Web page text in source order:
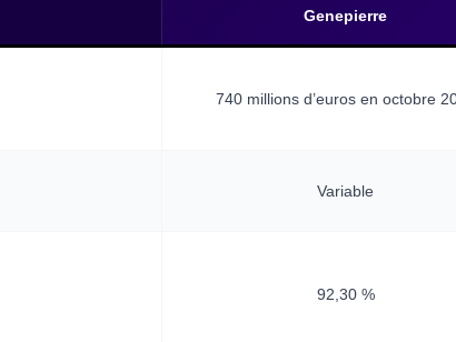
Genepierre
740 millions d’euros en octobre
Variable
92,30 %